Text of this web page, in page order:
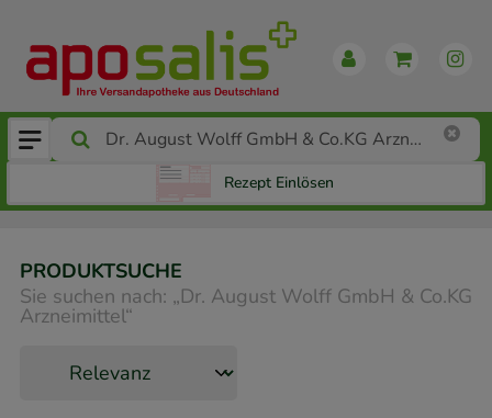
Rezept Einlösen
PRODUKTSUCHE
Sie suchen nach: „Dr. August Wolff GmbH & Co.KG
Arzneimittel“